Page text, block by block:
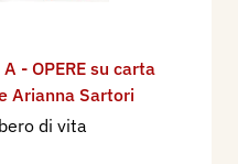
A - OPERE su carta
Arianna Sartori
di vita